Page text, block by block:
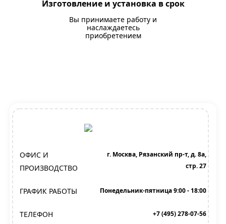
Изготовление и установка в срок
Вы принимаете работу и
наслаждаетесь
приобретением
ОФИС И
ПРОИЗВОДСТВО
г. Москва, Рязанский пр-т, д. 8а,
стр. 27
ГРАФИК РАБОТЫ Понедельник-пятница 9:00 - 18:00
ТЕЛЕФОН +7 (495) 278-07-56